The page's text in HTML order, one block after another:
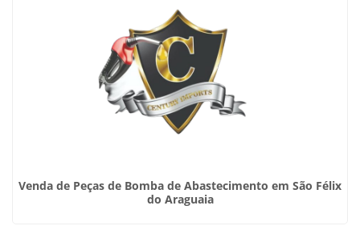
Venda de Peças de Bomba de Abastecimento em São Félix
do Araguaia